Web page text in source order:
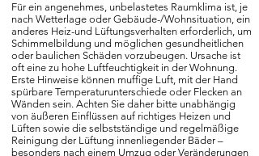
Für ein angenehmes, unbelastetes Raumklima ist, je
nach Wetterlage oder Gebäude-/Wohnsituation, ein
anderes Heiz-und Lüftungsverhalten erforderlich, um
Schimmelbildung und möglichen gesundheitlichen
oder baulichen Schäden vorzubeugen. Ursache ist
oft eine zu hohe Luftfeuchtigkeit in der Wohnung.
Erste Hinweise können muffige Luft, mit der Hand
spürbare Temperaturunterschiede oder Flecken an
Wänden sein. Achten Sie daher bitte unabhängig
von äußeren Einflüssen auf richtiges Heizen und
Lüften sowie die selbstständige und regelmäßige
Reinigung der Lüftung innenliegender Bäder –
besonders nach einem Umzug oder Veränderungen